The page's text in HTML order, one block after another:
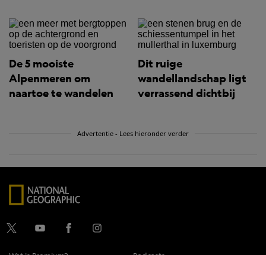
De 5 mooiste
Alpenmeren om
naartoe te wandelen
Dit ruige
wandellandschap ligt
verrassend dichtbij
Advertentie - Lees hieronder verder